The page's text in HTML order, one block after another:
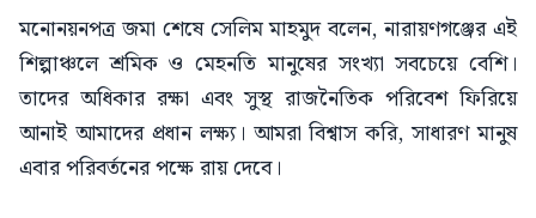
মনোনয়নপত্র জমা শেষে সেলিম মাহমুদ বলেন, নারায়ণগঞ্জের এই
শিল্পাঞ্চলে শ্রমিক ও মেহনতি মানুষের সংখ্যা সবচেয়ে বেশি।
তাদের অধিকার রক্ষা এবং সুস্থ রাজনৈতিক পরিবেশ ফিরিয়ে
আনাই আমাদের প্রধান লক্ষ্য। আমরা বিশ্বাস করি, সাধারণ মানুষ
এবার পরিবর্তনের পক্ষে রায় দেবে।